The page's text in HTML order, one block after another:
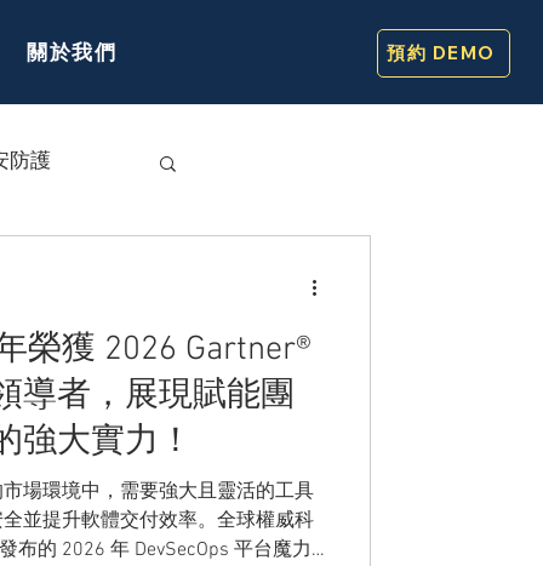
關於我們 預約 DEMO
防護
榮獲 2026 Gartner®
導者，展現賦能團
強大實力！
場環境中，需要強大且靈活的工具
並提升軟體交付效率。全球權威科
布的 2026 年 DevSecOps 平台魔力